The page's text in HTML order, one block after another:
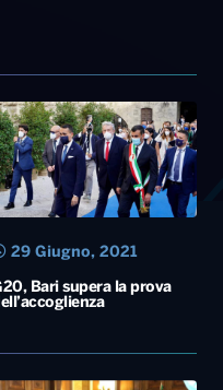
Bari supera la prova
29 Giugno, 2021